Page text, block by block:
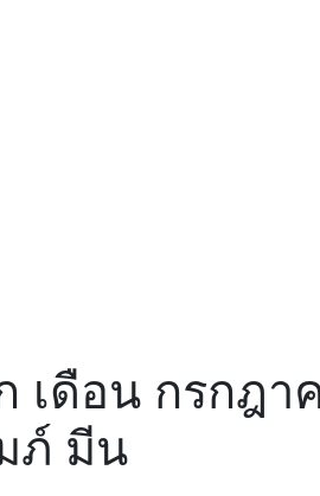
เดือน กรกฎา
ภ์ มีน